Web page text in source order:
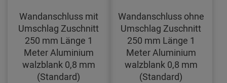
Wandanschluss mit
Umschlag Zuschnitt
250 mm Länge 1
Meter Aluminium
walzblank 0,8 mm
(Standard)
Wandanschluss ohne
Umschlag Zuschnitt
250 mm Länge 1
Meter Aluminium
walzblank 0,8 mm
(Standard)